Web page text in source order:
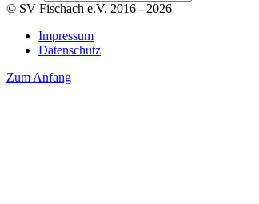
© SV Fischach e.V. 2016 - 2026
Impressum
Datenschutz
Zum Anfang